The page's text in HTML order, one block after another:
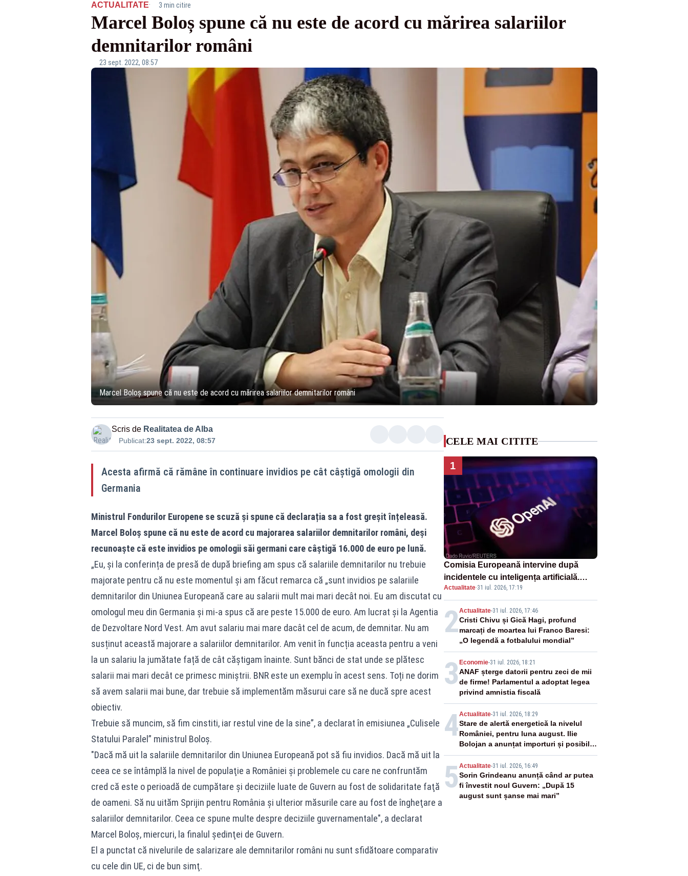
ACTUALITATE· 3 min citire
Marcel Boloș spune că nu este de acord cu mărirea salariilor
demnitarilor români
23 sept. 2022, 08:57
Marcel Boloș spune că nu este de acord cu mărirea salariilor demnitarilor români
Scris de Realitatea de Alba
Publicat:23 sept. 2022, 08:57
Acesta afirmă că rămâne în continuare invidios pe cât câștigă omologii din
Germania
Ministrul Fondurilor Europene se scuză și spune că declarația sa a fost greșit înțeleasă.
Marcel Boloș spune că nu este de acord cu majorarea salariilor demnitarilor români, deși
recunoaște că este invidios pe omologii săi germani care câștigă 16.000 de euro pe lună.
„Eu, și la conferința de presă de după briefing am spus că salariile demnitarilor nu trebuie
majorate pentru că nu este momentul și am făcut remarca că „sunt invidios pe salariile
demnitarilor din Uniunea Europeană care au salarii mult mai mari decât noi. Eu am discutat cu
omologul meu din Germania și mi-a spus că are peste 15.000 de euro. Am lucrat și la Agentia
de Dezvoltare Nord Vest. Am avut salariu mai mare dacât cel de acum, de demnitar. Nu am
susținut această majorare a salariilor demnitarilor. Am venit în funcția aceasta pentru a veni
la un salariu la jumătate față de cât căștigam înainte. Sunt bănci de stat unde se plătesc
salarii mai mari decât ce primesc miniștrii. BNR este un exemplu în acest sens. Toți ne dorim
să avem salarii mai bune, dar trebuie să implementăm măsurui care să ne ducă spre acest
obiectiv.
Trebuie să muncim, să fim cinstiti, iar restul vine de la sine”, a declarat în emisiunea „Culisele
Statului Paralel” ministrul Boloș.
"Dacă mă uit la salariile demnitarilor din Uniunea Europeană pot să fiu invidios. Dacă mă uit la
ceea ce se întâmplă la nivel de populaţie a României şi problemele cu care ne confruntăm
cred că este o perioadă de cumpătare şi deciziile luate de Guvern au fost de solidaritate faţă
de oameni. Să nu uităm Sprijin pentru România şi ulterior măsurile care au fost de îngheţare a
salariilor demnitarilor. Ceea ce spune multe despre deciziile guvernamentale", a declarat
Marcel Boloş, miercuri, la finalul şedinţei de Guvern.
El a punctat că nivelurile de salarizare ale demnitarilor români nu sunt sfidătoare comparativ
cu cele din UE, ci de bun simţ.
CELE MAI CITITE
1
Comisia Europeană intervine după
incidentele cu inteligența artificială.
OpenAI și Anthropic, vizate
Actualitate·31 iul. 2026, 17:19
2Actualitate-31 iul. 2026, 17:46
Cristi Chivu și Gică Hagi, profund
marcați de moartea lui Franco Baresi:
„O legendă a fotbalului mondial”
3 Economie-31 iul. 2026, 18:21
ANAF șterge datorii pentru zeci de mii
de firme! Parlamentul a adoptat legea
privind amnistia fiscală
4Actualitate-31 iul. 2026, 18:29
Stare de alertă energetică la nivelul
României, pentru luna august. Ilie
Bolojan a anunțat importuri și posibile
restricții – VIDEO
5 Actualitate-31 iul. 2026, 16:49
Sorin Grindeanu anunță când ar putea
fi învestit noul Guvern: „După 15
august sunt șanse mai mari”